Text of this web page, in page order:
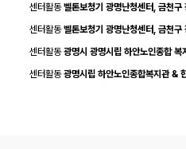
센터활동 벨톤보청기 광명난청센터, 금천
센터활동 벨톤보청기 광명난청센터, 금천
센터활동 광명시 광명시립 하안노인종합
센터활동 광명시립 하안노인종합복지관 &